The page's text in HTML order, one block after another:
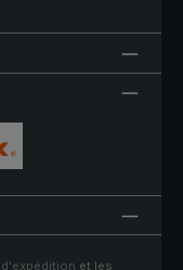
d'expédition et les